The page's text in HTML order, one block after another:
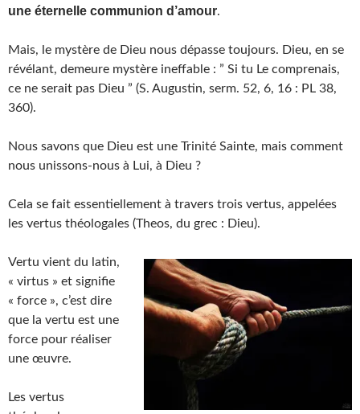
une éternelle communion d’amour.
Mais, le mystère de Dieu nous dépasse toujours. Dieu, en se
révélant, demeure mystère ineffable : ” Si tu Le comprenais,
ce ne serait pas Dieu ” (S. Augustin, serm. 52, 6, 16 : PL 38,
360).
Nous savons que Dieu est une Trinité Sainte, mais comment
nous unissons-nous à Lui, à Dieu ?
Cela se fait essentiellement à travers trois vertus, appelées
les vertus théologales (Theos, du grec : Dieu).
Vertu vient du latin,
« virtus » et signifie
« force », c’est dire
que la vertu est une
force pour réaliser
une œuvre.
Les vertus